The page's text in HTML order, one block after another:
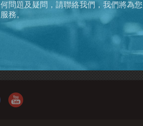
何問題及疑問，請聯絡我們，我們將為您
服務。